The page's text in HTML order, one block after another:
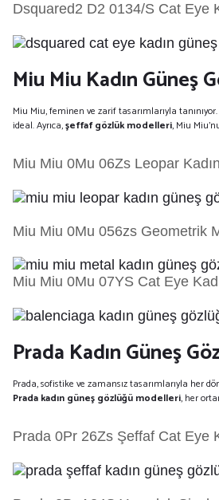
Dsquared2 D2 0134/S Cat Eye
Miu Miu Kadın Güneş
Miu Miu, feminen ve zarif tasarımlarıyla
ideal. Ayrıca,şeffaf gözlük modelleri, Miu
Miu Miu 0Mu 06Zs Leopar
Miu Miu 0Mu 056zs Geometrik
Miu Miu 0Mu 07YS Cat Eye
Prada Kadın Güneş
Prada, sofistike ve zamansız tasarımlarıyla her
Prada kadın güneş gözlüğü modelleri, her
Prada 0Pr 26Zs Şeffaf Cat Eye